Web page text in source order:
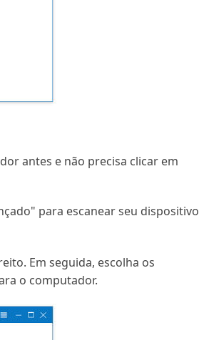
antes e não precisa clicar em
para escanear seu dispositivo
Em seguida, escolha os
o computador.